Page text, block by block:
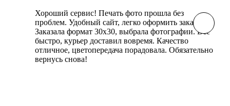
Хороший сервис! Печать фото прошла без
проблем. Удобный сайт, легко оформить заказ.
Заказала формат 30х30, выбрала фотографии. Все
быстро, курьер доставил вовремя. Качество
отличное, цветопередача порадовала. Обязательно
вернусь снова!